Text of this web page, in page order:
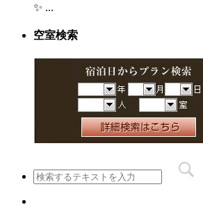
✨ ...
空室検索